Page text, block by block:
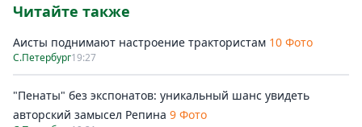
Читайте также
Аисты поднимают настроение трактористам 10 Фото
С.Петербург19:27
"Пенаты" без экспонатов: уникальный шанс увидеть
авторский замысел Репина 9 Фото